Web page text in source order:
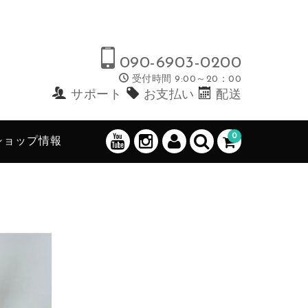
090-6903-0200
受付時間 9:00～20：00
サポート お支払い 配送
0
ョップ情報